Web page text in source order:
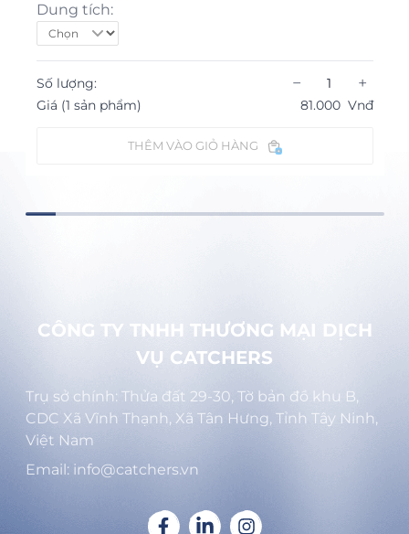
Dung tích:
Số lượng: − +
Giá (1 sản phẩm) 81.000 Vnđ
THÊM VÀO GIỎ HÀNG
CÔNG TY TNHH THƯƠNG MẠI DỊCH
VỤ CATCHERS
Trụ sở chính: Thửa đất 29-30, Tờ bản đồ khu B,
CDC Xã Vĩnh Thạnh, Xã Tân Hưng, Tỉnh Tây Ninh,
Việt Nam
Email: info@catchers.vn